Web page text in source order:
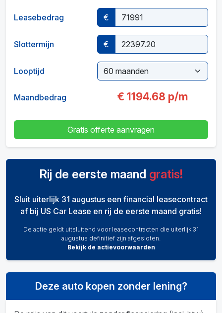
Leasebedrag €
Slottermijn €
Looptijd
Maandbedrag € 1194.68 p/m
Gratis offerte aanvragen
Rij de eerste maand gratis!
Sluit uiterlijk 31 augustus een financial leasecontract
af bij US Car Lease en rij de eerste maand gratis!
De actie geldt uitsluitend voor leasecontracten die uiterlijk 31
augustus definitief zijn afgesloten.
Bekijk de actievoorwaarden
Deze auto kopen zonder lening?